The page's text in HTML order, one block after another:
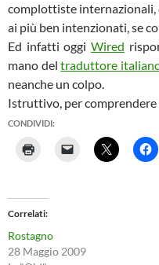
complottiste internazionali,
ai più ben intenzionati, se
Ed infatti oggi Wired
mano deltraduttore
neanche un colpo.
Istruttivo, per comprendere
CONDIVIDI:
Correlati
Rostagno
28 Maggio 2009